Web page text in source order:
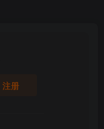
注册